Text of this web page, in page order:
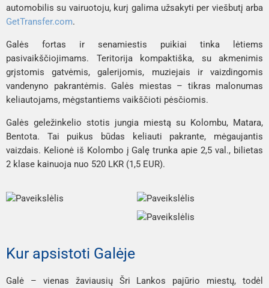
automobilis su vairuotoju, kurį galima užsakyti per viešbutį arba
GetTransfer.com.
Galės fortas ir senamiestis puikiai tinka lėtiems
pasivaikščiojimams. Teritorija kompaktiška, su akmenimis
grįstomis gatvėmis, galerijomis, muziejais ir vaizdingomis
vandenyno pakrantėmis. Galės miestas – tikras malonumas
keliautojams, mėgstantiems vaikščioti pėsčiomis.
Galės geležinkelio stotis jungia miestą su Kolombu, Matara,
Bentota. Tai puikus būdas keliauti pakrante, mėgaujantis
vaizdais. Kelionė iš Kolombo į Galę trunka apie 2,5 val., bilietas
2 klase kainuoja nuo 520 LKR (1,5 EUR).
Kur apsistoti Galėje
Galė – vienas žaviausių Šri Lankos pajūrio miestų, todėl